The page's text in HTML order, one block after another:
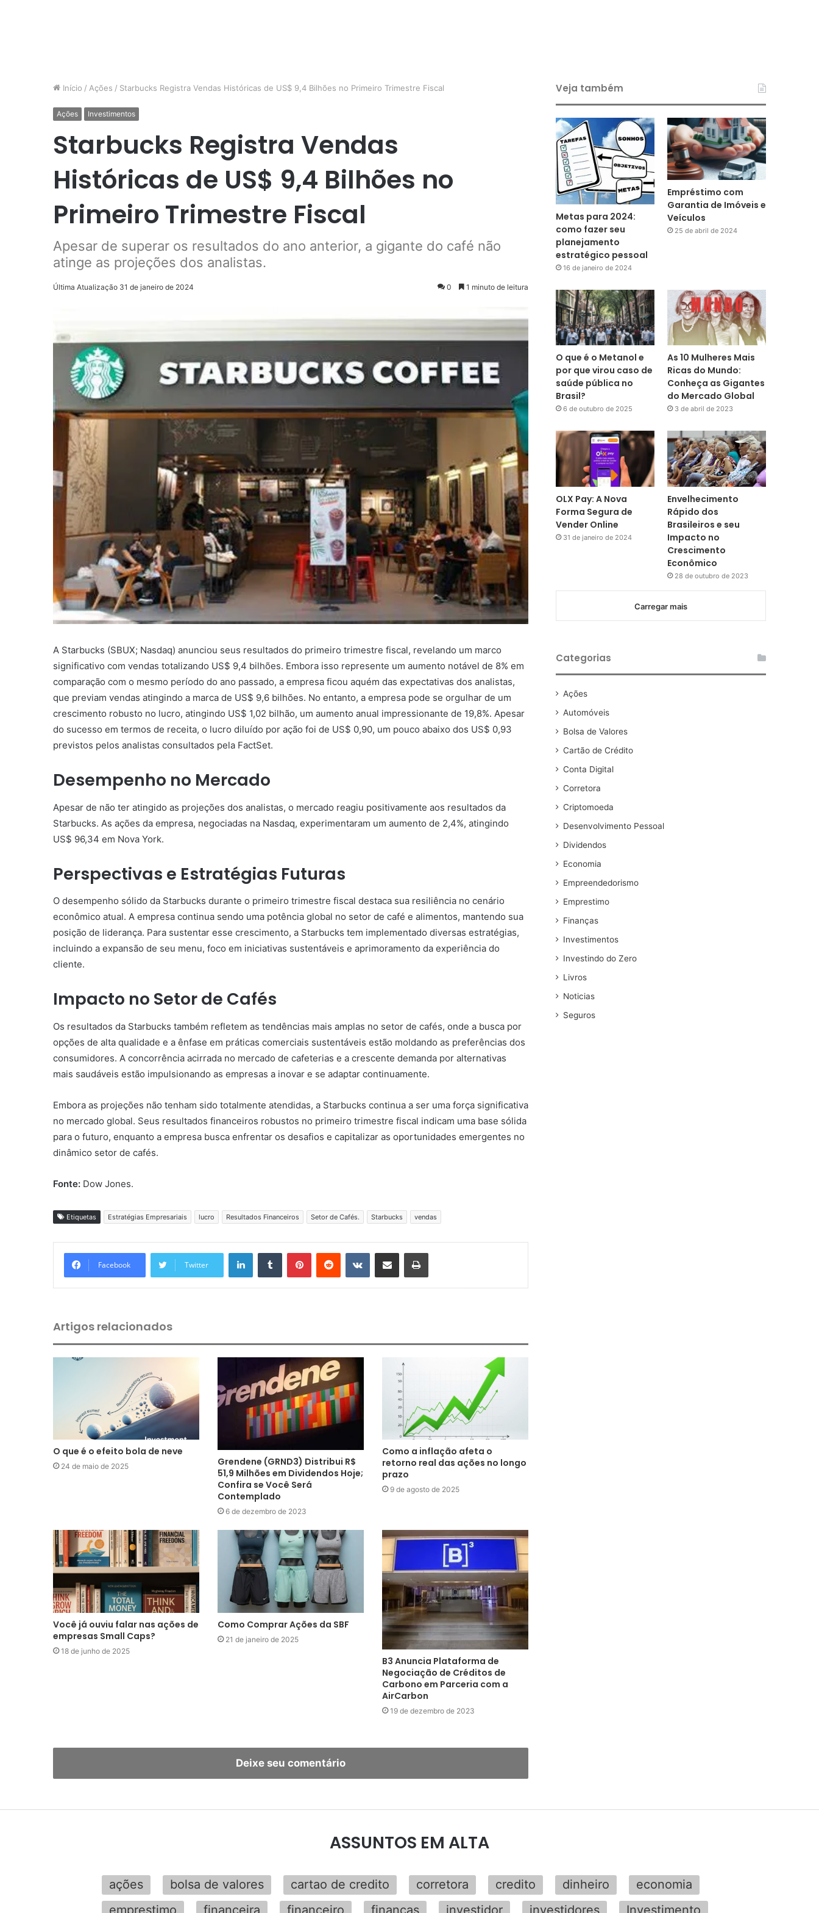
Início / Ações / Starbucks Registra Vendas Históricas de US$ 9,4 Bilhões no Primeiro Trimestre Fiscal
Ações Investimentos
Starbucks Registra Vendas
Históricas de US$ 9,4 Bilhões no
Primeiro Trimestre Fiscal
Apesar de superar os resultados do ano anterior, a gigante do café não
atinge as projeções dos analistas.
Última Atualização 31 de janeiro de 2024 0 1 minuto de leitura
A Starbucks (SBUX; Nasdaq) anunciou seus resultados do primeiro trimestre fiscal, revelando um marco
significativo com vendas totalizando US$ 9,4 bilhões. Embora isso represente um aumento notável de 8% em
comparação com o mesmo período do ano passado, a empresa ficou aquém das expectativas dos analistas,
que previam vendas atingindo a marca de US$ 9,6 bilhões. No entanto, a empresa pode se orgulhar de um
crescimento robusto no lucro, atingindo US$ 1,02 bilhão, um aumento anual impressionante de 19,8%. Apesar
do sucesso em termos de receita, o lucro diluído por ação foi de US$ 0,90, um pouco abaixo dos US$ 0,93
previstos pelos analistas consultados pela FactSet.
Desempenho no Mercado
Apesar de não ter atingido as projeções dos analistas, o mercado reagiu positivamente aos resultados da
Starbucks. As ações da empresa, negociadas na Nasdaq, experimentaram um aumento de 2,4%, atingindo
US$ 96,34 em Nova York.
Perspectivas e Estratégias Futuras
O desempenho sólido da Starbucks durante o primeiro trimestre fiscal destaca sua resiliência no cenário
econômico atual. A empresa continua sendo uma potência global no setor de café e alimentos, mantendo sua
posição de liderança. Para sustentar esse crescimento, a Starbucks tem implementado diversas estratégias,
incluindo a expansão de seu menu, foco em iniciativas sustentáveis e aprimoramento da experiência do
cliente.
Impacto no Setor de Cafés
Os resultados da Starbucks também refletem as tendências mais amplas no setor de cafés, onde a busca por
opções de alta qualidade e a ênfase em práticas comerciais sustentáveis estão moldando as preferências dos
consumidores. A concorrência acirrada no mercado de cafeterias e a crescente demanda por alternativas
mais saudáveis estão impulsionando as empresas a inovar e se adaptar continuamente.
Embora as projeções não tenham sido totalmente atendidas, a Starbucks continua a ser uma força significativa
no mercado global. Seus resultados financeiros robustos no primeiro trimestre fiscal indicam uma base sólida
para o futuro, enquanto a empresa busca enfrentar os desafios e capitalizar as oportunidades emergentes no
dinâmico setor de cafés.
Fonte: Dow Jones.
Etiquetas Estratégias Empresariais lucro Resultados Financeiros Setor de Cafés. Starbucks vendas
Facebook Twitter
Artigos relacionados
O que é o efeito bola de neve
24 de maio de 2025
Grendene (GRND3) Distribui R$
51,9 Milhões em Dividendos Hoje;
Confira se Você Será
Contemplado
6 de dezembro de 2023
Como a inflação afeta o
retorno real das ações no longo
prazo
9 de agosto de 2025
Você já ouviu falar nas ações de
empresas Small Caps?
18 de junho de 2025
Como Comprar Ações da SBF
21 de janeiro de 2025
B3 Anuncia Plataforma de
Negociação de Créditos de
Carbono em Parceria com a
AirCarbon
19 de dezembro de 2023
Deixe seu comentário
Veja também
Metas para 2024:
como fazer seu
planejamento
estratégico pessoal
16 de janeiro de 2024
Empréstimo com
Garantia de Imóveis e
Veículos
25 de abril de 2024
O que é o Metanol e
por que virou caso de
saúde pública no
Brasil?
6 de outubro de 2025
As 10 Mulheres Mais
Ricas do Mundo:
Conheça as Gigantes
do Mercado Global
3 de abril de 2023
OLX Pay: A Nova
Forma Segura de
Vender Online
31 de janeiro de 2024
Envelhecimento
Rápido dos
Brasileiros e seu
Impacto no
Crescimento
Econômico
28 de outubro de 2023
Carregar mais
Categorias
Ações
Automóveis
Bolsa de Valores
Cartão de Crédito
Conta Digital
Corretora
Criptomoeda
Desenvolvimento Pessoal
Dividendos
Economia
Empreendedorismo
Emprestimo
Finanças
Investimentos
Investindo do Zero
Livros
Noticias
Seguros
ASSUNTOS EM ALTA
ações bolsa de valores cartao de credito corretora credito dinheiro
economia
emprestimo
financeira financeiro finanças investidor investidores Investimento